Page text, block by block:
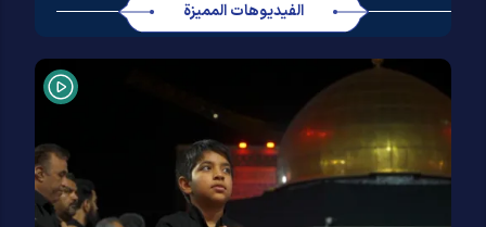
الفيديوهات المميزة